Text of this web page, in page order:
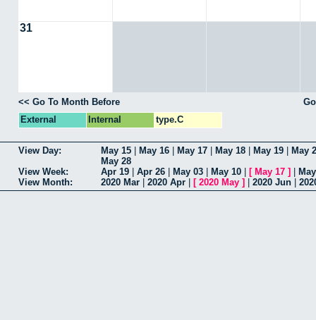
31
<< Go To Month Before
External
Internal type.C
View Day: May 15 May 16 May 17 May 18 May 19
May
May 28
View Week:
Apr 19 Apr 26 May 03 May 10 [ May 17 ]
View Month:
2020 Mar 2020 Apr [ 2020 May ] 2020 Jun